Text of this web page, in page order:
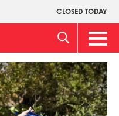
CLOSED TODAY
Main